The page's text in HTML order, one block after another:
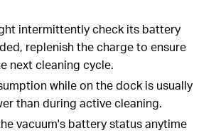
intermittently check its battery
replenish the charge to ensure
next cleaning cycle.
while on the dock is usually
than during active cleaning.
vacuum's battery status anytime